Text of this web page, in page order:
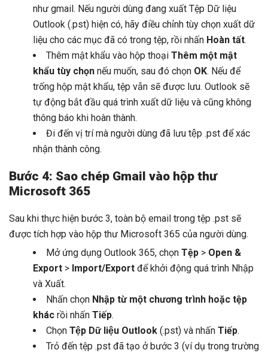
như gmail. Nếu người dùng đang xuất Tệp Dữ liệu
Outlook (.pst) hiện có, hãy điều chỉnh tùy chọn xuất dữ
liệu cho các mục đã có trong tệp, rồi nhấn Hoàn tất.
Thêm mật khẩu vào hộp thoại Thêm một mật
khẩu tùy chọn nếu muốn, sau đó chọn OK. Nếu để
trống hộp mật khẩu, tệp vẫn sẽ được lưu. Outlook sẽ
tự động bắt đầu quá trình xuất dữ liệu và cũng không
thông báo khi hoàn thành.
Đi đến vị trí mà người dùng đã lưu tệp .pst để xác
nhận thành công.
Bước 4: Sao chép Gmail vào hộp thư
Microsoft 365
Sau khi thực hiện bước 3, toàn bộ email trong tệp .pst sẽ
được tích hợp vào hộp thư Microsoft 365 của người dùng.
Mở ứng dụng Outlook 365, chọn Tệp > Open &
Export > Import/Export để khởi động quá trình Nhập
và Xuất.
Nhấn chọn Nhập từ một chương trình hoặc tệp
khác rồi nhấn Tiếp.
Chọn Tệp Dữ liệu Outlook (.pst) và nhấn Tiếp.
Trỏ đến tệp .pst đã tạo ở bước 3 (ví dụ trong trường